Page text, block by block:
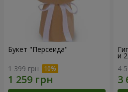
Букет "Персеида"
1 399 грн
и
4